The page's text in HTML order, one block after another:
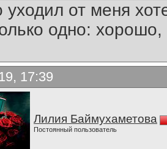
уходил от меня
одно:
17:39
Лилия Баймухаметова
Постоянный пользователь